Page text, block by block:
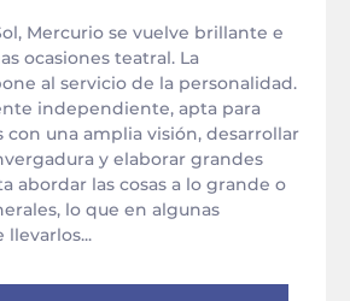
Mercurio se vuelve brillante e
ocasiones teatral. La
al servicio de la personalidad.
independiente, apta para
con una amplia visión, desarrollar
y elaborar grandes
abordar las cosas a lo grande o
lo que en algunas
llevarlos...